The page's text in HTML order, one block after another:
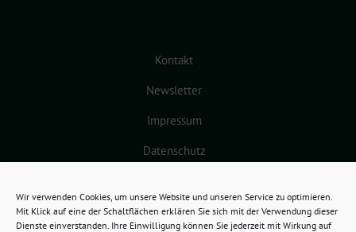
Wir verwenden Cookies, um unsere Website und unseren Service zu optimieren.
Mit Klick auf eine der Schaltflächen erklären Sie sich mit der Verwendung dieser
Dienste einverstanden. Ihre Einwilligung können Sie jederzeit mit Wirkung auf
Kontakt
Newsletter
Impressum
Datenschutz